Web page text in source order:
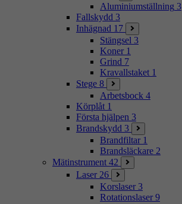
Aluminiumställning 3
Fallskydd 3
Inhägnad 17
Stängsel 3
Koner 1
Grind 7
Kravallstaket 1
Stege 8
Arbetsbock 4
Körplåt 1
Första hjälpen 3
Brandskydd 3
Brandfiltar 1
Brandsläckare 2
Mätinstrument 42
Laser 26
Korslaser 3
Rotationslaser 9